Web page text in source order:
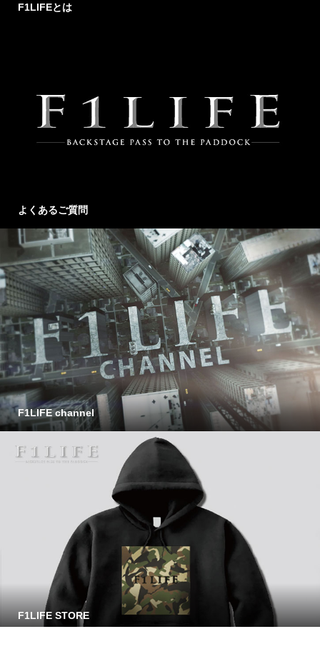
F1LIFEとは
よくあるご質問
F1LIFE channel
F1LIFE STORE